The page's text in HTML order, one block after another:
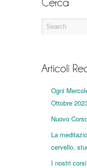
Ogni
Ottobre
Nuovo
La
cervello,
I nostri